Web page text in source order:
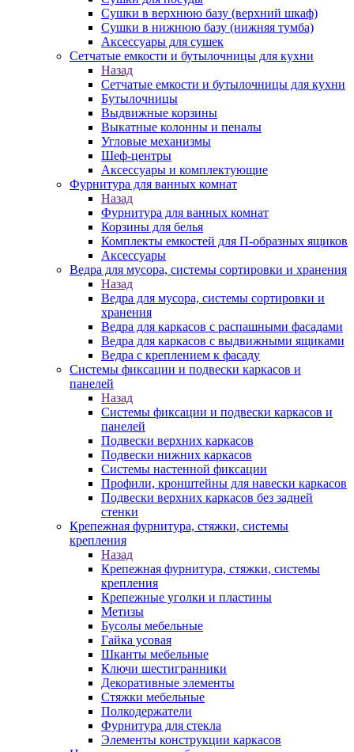
Сушки в верхнюю базу (верхний шкаф)
Сушки в нижнюю базу (нижняя тумба)
Аксессуары для сушек
Сетчатые емкости и бутылочницы для кухни
Назад
Сетчатые емкости и бутылочницы для кухни
Бутылочницы
Выдвижные корзины
Выкатные колонны и пеналы
Угловые механизмы
Шеф-центры
Аксессуары и комплектующие
Фурнитура для ванных комнат
Назад
Фурнитура для ванных комнат
Корзины для белья
Комплекты емкостей для П-образных ящиков
Аксессуары
Ведра для мусора, системы сортировки и хранения
Назад
Ведра для мусора, системы сортировки и
хранения
Ведра для каркасов с распашными фасадами
Ведра для каркасов с выдвижными ящиками
Ведра с креплением к фасаду
Системы фиксации и подвески каркасов и
панелей
Назад
Системы фиксации и подвески каркасов и
панелей
Подвески верхних каркасов
Подвески нижних каркасов
Системы настенной фиксации
Профили, кронштейны для навески каркасов
Подвески верхних каркасов без задней
стенки
Крепежная фурнитура, стяжки, системы
крепления
Назад
Крепежная фурнитура, стяжки, системы
крепления
Крепежные уголки и пластины
Метизы
Бусолы мебельные
Гайка усовая
Шканты мебельные
Ключи шестигранники
Декоративные элементы
Стяжки мебельные
Полкодержатели
Фурнитура для стекла
Элементы конструкции каркасов